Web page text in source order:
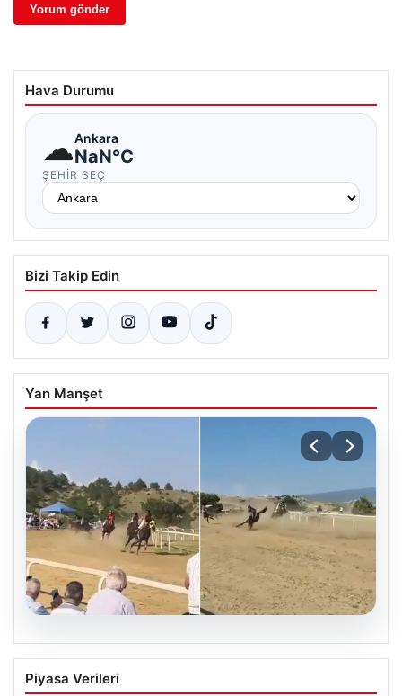
Hava Durumu
☁Ankara
NaN°C
ŞEHIR SEÇ
Bizi Takip Edin
Yan Manşet
Kastamonu’daki At Yarışında Feci Kaza:
1 Jokey Yaralandı, 2 At Hayatını Kaybetti
Piyasa Verileri